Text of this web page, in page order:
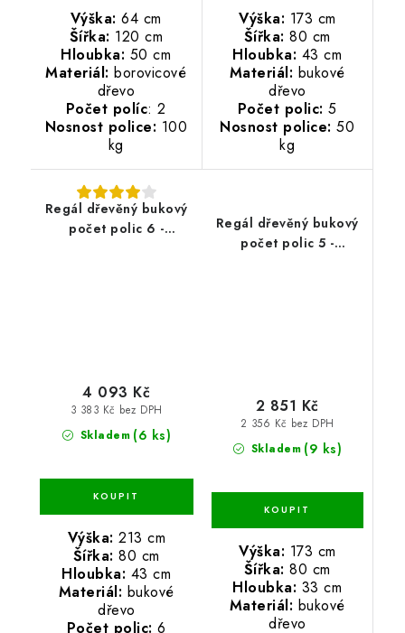
Výška: 64 cm
Šířka: 120 cm
Hloubka: 50 cm
Materiál: borovicové
dřevo
Počet políc: 2
Nosnost police: 100
kg
Výška: 173 cm
Šířka:80 cm
Hloubka: 43 cm
Materiál: bukové
dřevo
Počet polic: 5
Nosnost police: 50
kg
Regál dřevěný bukový
počet polic 6 -
Skladem (6 ks)
3 383 Kč bez DPH
4 093 Kč
Výška: 213 cm
Šířka:80 cm
Hloubka: 43 cm
Materiál: bukové
dřevo
Počet polic: 6
Regál dřevěný bukový
počet polic 5 -
Skladem (9 ks)
2 356 Kč bez DPH
2 851 Kč
Výška: 173 cm
Šířka:80 cm
Hloubka: 33 cm
Materiál: bukové
dřevo